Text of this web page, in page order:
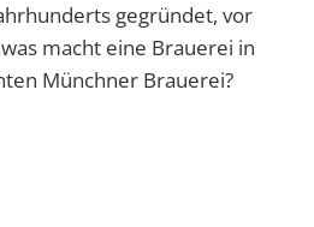
gegründet, vor
as macht eine Brauerei in
Münchner Brauerei?